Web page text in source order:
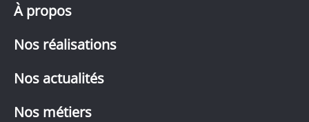
À propos
Nos réalisations
Nos actualités
Nos métiers